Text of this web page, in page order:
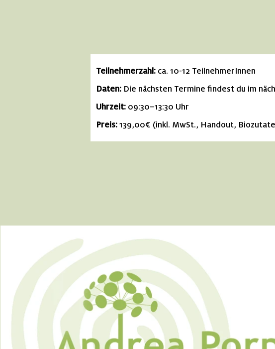
Teilnehmerzahl: ca. 10-12 TeilnehmerInnen
Daten: Die nächsten Termine findest du im
Uhrzeit: 09:30–13:30 Uhr
Preis:139,00€ (inkl. MwSt., Handout,